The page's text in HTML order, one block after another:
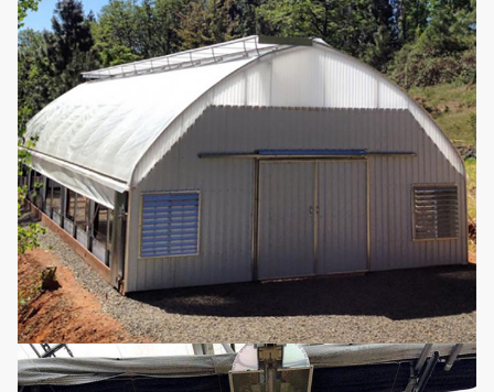
10 Vul licht in
auto lichte serre van
11 Beweegbaar het
12 Hydrocultuur
Het kan worden
gebruikt, geen
voedingsmiddelen
voegen, geschikt en
betaalbaar.